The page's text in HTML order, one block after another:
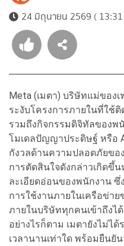
24 มิถุนายน 2569 (
Meta (เมตา) บริษัทแม่ของ
ระงับโครงการภายในที่ใช้
รวมถึงกิจกรรมดิจิทัลของพ
โมเดลปัญญาประดิษฐ์ หรือ
กังวลด้านความปลอดภัยขอ
การตัดสินใจดังกล่าวเกิดขึ้
ละเอียดอ่อนของพนักงาน ซึ่
การใช้งานภายในเครือข่า
ภายในบริษัททุกคนเข้าถึงได้
อย่างไรก็ตาม เมตายังไม่ไ
เวลานานเท่าใด พร้อมยืน